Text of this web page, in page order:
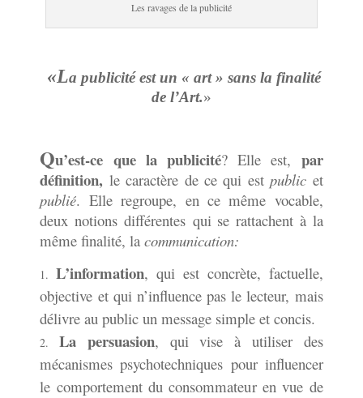
Les ravages de la publicité
«La publicité est un « art » sans la finalité
de l’Art.»
Qu’est-ce que la publicité? Elle est, par
définition, le caractère de ce qui estpublic et
publié. Elle regroupe, en ce même vocable,
deux notions différentes qui se rattachent à la
même finalité, lacommunication:
L’information, qui est concrète, factuelle,
objective et qui n’influence pas le lecteur, mais
délivre au public un message simple et concis.
La persuasion, qui vise à utiliser des
mécanismes psychotechniques pour influencer
le comportement du consommateur en vue de